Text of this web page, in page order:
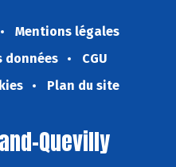
Mentions légales
données
CGU
Plan du site
Quevilly